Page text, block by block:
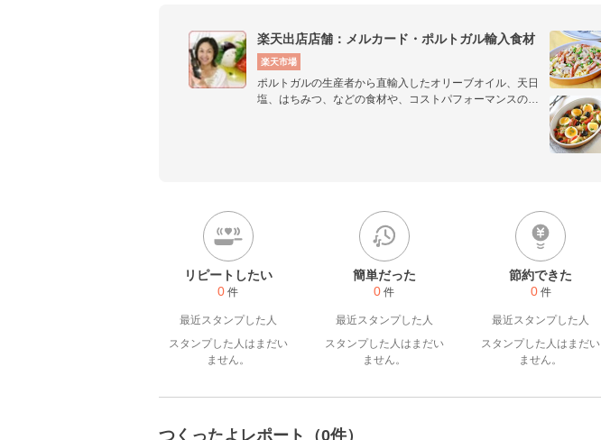
楽天出店店舗：メルカード・ポルトガル輸入食材
楽天市場
ポルトガルの生産者から直輸入したオリーブオイル、天日
塩、はちみつ、などの食材や、コストパフォーマンスの高
リピートしたい
0 件
最近スタンプした人
スタンプした人はまだい
ません。
簡単だった
0 件
最近スタンプした人
スタンプした人はまだい
ません。
節約できた
0 件
最近スタンプした人
スタンプした人はまだい
ません。
つくったよレポート（0件）